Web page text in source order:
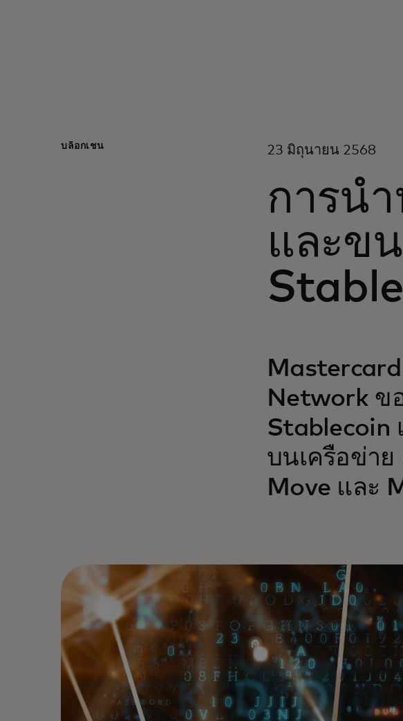
บล็อกเชน 23 มิถุนายน 2568
การน
และข
Network ข
Stablecoin
บนเครือข่า
Move และ